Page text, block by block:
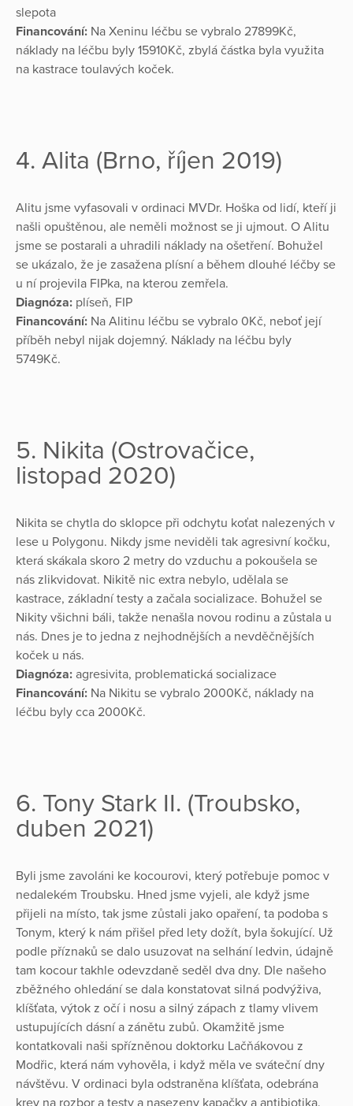
slepota
Financování: Na Xeninu léčbu se vybralo 27899Kč,
náklady na léčbu byly 15910Kč, zbylá částka byla využita
na kastrace toulavých koček.
4. Alita (Brno, říjen 2019)
Alitu jsme vyfasovali v ordinaci MVDr. Hoška od lidí, kteří ji
našli opuštěnou, ale neměli možnost se ji ujmout. O Alitu
jsme se postarali a uhradili náklady na ošetření. Bohužel
se ukázalo, že je zasažena plísní a během dlouhé léčby se
u ní projevila FIPka, na kterou zemřela.
Diagnóza: plíseň, FIP
Financování: Na Alitinu léčbu se vybralo 0Kč, neboť její
příběh nebyl nijak dojemný. Náklady na léčbu byly
5749Kč.
5. Nikita (Ostrovačice,
listopad 2020)
Nikita se chytla do sklopce při odchytu koťat nalezených v
lese u Polygonu. Nikdy jsme neviděli tak agresivní kočku,
která skákala skoro 2 metry do vzduchu a pokoušela se
nás zlikvidovat. Nikitě nic extra nebylo, udělala se
kastrace, základní testy a začala socializace. Bohužel se
Nikity všichni báli, takže nenašla novou rodinu a zůstala u
nás. Dnes je to jedna z nejhodnějších a nevděčnějších
koček u nás.
Diagnóza: agresivita, problematická socializace
Financování: Na Nikitu se vybralo 2000Kč, náklady na
léčbu byly cca 2000Kč.
6. Tony Stark II. (Troubsko,
duben 2021)
Byli jsme zavoláni ke kocourovi, který potřebuje pomoc v
nedalekém Troubsku. Hned jsme vyjeli, ale když jsme
přijeli na místo, tak jsme zůstali jako opaření, ta podoba s
Tonym, který k nám přišel před lety dožít, byla šokující. Už
podle příznaků se dalo usuzovat na selhání ledvin, údajně
tam kocour takhle odevzdaně seděl dva dny. Dle našeho
zběžného ohledání se dala konstatovat silná podvýživa,
klíšťata, výtok z očí i nosu a silný zápach z tlamy vlivem
ustupujících dásní a zánětu zubů. Okamžitě jsme
kontatkovali naši spřízněnou doktorku Lačňákovou z
Modřic, která nám vyhověla, i když měla ve sváteční dny
návštěvu. V ordinaci byla odstraněna klíšťata, odebrána
krev na rozbor a testy a nasezeny kapačky a antibiotika.